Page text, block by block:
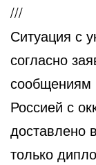
///
Ситуация с
согласно
Россией с
доставлено
только